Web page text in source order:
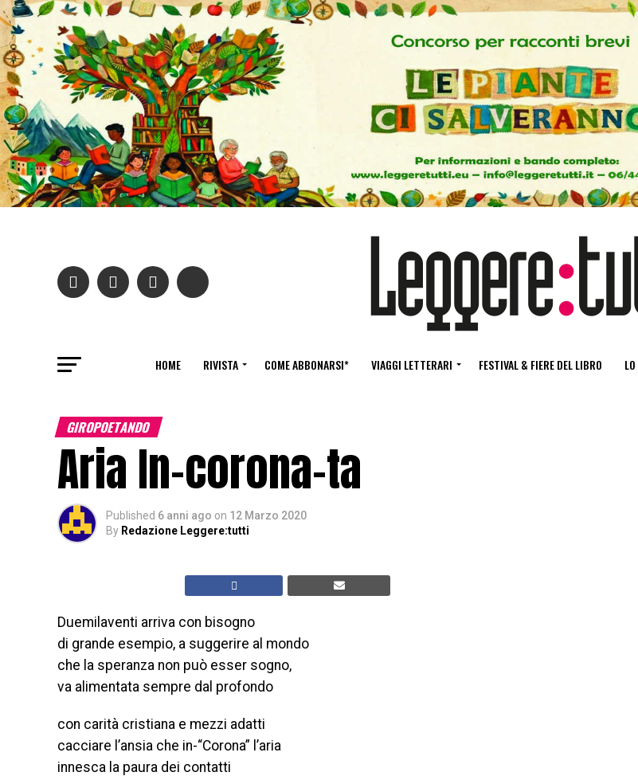
HOME RIVISTA COME ABBONARSI* VIAGGI LETTERARI FESTIVAL & FIERE DEL LIBRO
GIROPOETANDO
Aria In-corona-ta
Published 6 anni ago on 12 Marzo 2020
By Redazione Leggere:tutti
Duemilaventi arriva con bisogno
di grande esempio, a suggerire al mondo
che la speranza non può esser sogno,
va alimentata sempre dal profondo
con carità cristiana e mezzi adatti
cacciare l’ansia che in-“Corona” l’aria
innesca la paura dei contatti